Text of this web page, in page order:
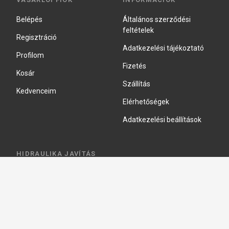
Belépés
Regisztráció
Profilom
Kosár
Kedvenceim
Általános szerződési
feltételek
Adatkezelési tájékoztató
Fizetés
Szállítás
Elérhetőségek
Adatkezelési beállítások
HIDRAULIKA JAVÍTÁS